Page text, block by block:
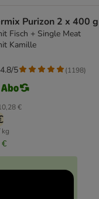
Purizon 2 x 400 g
Fisch + Single Meat
Kamille
€
kg
€
5 (1198)